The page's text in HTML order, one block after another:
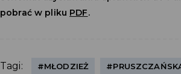
pobrać w pliku PDF.
Tagi: #MŁODZIEŻ